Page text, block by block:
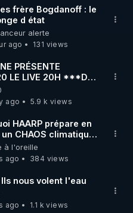
de méditation et
code
frère Bogdanoff : le
d état
alerte
ago
131 views
PRÉSENTE
LIVE 20H ***DU
📷LE
RÉVEIL EST EN
📷
ago
5.9 k views
HAARP prépare en
CHAOS climatique,
à l'oreille
ago
384 views
Ils nous volent l'eau
ago
1.1 k views